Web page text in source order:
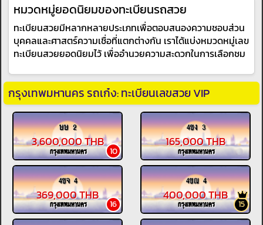
หมวดหมู่ยอดนิยมของทะเบียนรถสวย
ทะเบียนสวยมีหลากหลายประเภทเพื่อตอบสนองความชอบส่วน
บุคคลและศาสตร์ความเชื่อที่แตกต่างกัน เราได้แบ่งหมวดหมู่เลข
ทะเบียนสวยยอดนิยมไว้ เพื่ออำนวยความสะดวกในการเลือกชม
กรุงเทพมหานคร รถเก๋ง: ทะเบียนเลขสวย VIP
ษษ 2
10
3,600,000 THB
กรุงเทพมหานคร
4ขง 3
165,000 THB
กรุงเทพมหานคร
4ขจ 4
16
369,000 THB
กรุงเทพมหานคร
4ขณ 4
15
400,000 THB
กรุงเทพมหานคร